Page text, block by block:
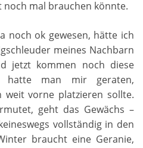
noch mal brauchen könnte.
noch ok gewesen, hätte ich
meines Nachbarn
jetzt kommen noch diese
hatte man mir geraten,
weit vorne platzieren sollte.
geht das Gewächs –
vollständig in den
braucht eine Geranie,